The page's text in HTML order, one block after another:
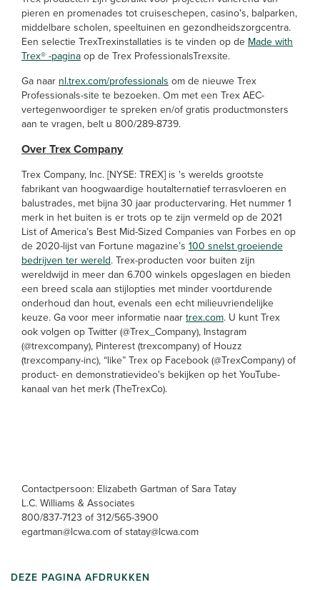
pieren en promenades tot cruiseschepen, casino's, balparken,
middelbare scholen, speeltuinen en gezondheidszorgcentra.
Een selectie TrexTrexinstallaties is te vinden op de Made with
Trex® -paginaop de Trex ProfessionalsTrexsite.
Ga naar nl.trex.com/professionals om de nieuwe Trex
Professionals-site te bezoeken. Om met een Trex AEC-
vertegenwoordiger te spreken en/of gratis productmonsters
aan te vragen, belt u 800/289-8739.
Over Trex Company
Trex Company, Inc. [NYSE: TREX] is 's werelds grootste
fabrikant van hoogwaardige houtalternatief terrasvloeren en
balustrades, met bijna 30 jaar productervaring. Het nummer 1
merk in het buiten is er trots op te zijn vermeld op de 2021
List of America’s Best Mid-Sized Companies van Forbes en op
de 2020-lijst van Fortune magazine’s 100 snelst groeiende
bedrijven ter wereld. Trex-producten voor buiten zijn
wereldwijd in meer dan 6.700 winkels opgeslagen en bieden
een breed scala aan stijlopties met minder voortdurende
onderhoud dan hout, evenals een echt milieuvriendelijke
keuze. Ga voor meer informatie naartrex.com. U kunt Trex
ook volgen op Twitter (@Trex_Company), Instagram
(@trexcompany), Pinterest (trexcompany) of Houzz
(trexcompany-inc), “like” Trex op Facebook(@TrexCompany) of
product- en demonstratievideo's bekijken op het YouTube-
kanaal van het merk (TheTrexCo).
Contactpersoon: Elizabeth Gartman of Sara Tatay
L.C. Williams & Associates
800/837-7123 of 312/565-3900
egartman@lcwa.com of statay@lcwa.com
DEZE PAGINA AFDRUKKEN